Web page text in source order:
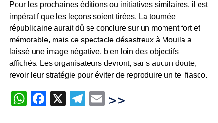
Pour les prochaines éditions ou initiatives similaires, il est
impératif que les leçons soient tirées. La tournée
républicaine aurait dû se conclure sur un moment fort et
mémorable, mais ce spectacle désastreux à Mouila a
laissé une image négative, bien loin des objectifs
affichés. Les organisateurs devront, sans aucun doute,
revoir leur stratégie pour éviter de reproduire un tel fiasco.
WhatsApp
Facebook
X Telegram
Email
>>